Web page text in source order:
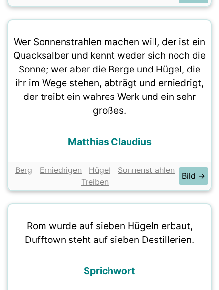
Wer Sonnenstrahlen machen will, der ist ein
Quacksalber und kennt weder sich noch die
Sonne; wer aber die Berge und Hügel, die
ihr im Wege stehen, abträgt und erniedrigt,
der treibt ein wahres Werk und ein sehr
großes.
Matthias Claudius
Berg Erniedrigen Hügel
Sonnenstrahlen
Treiben
Bild →
Rom wurde auf sieben Hügeln erbaut,
Dufftown steht auf sieben Destillerien.
Sprichwort